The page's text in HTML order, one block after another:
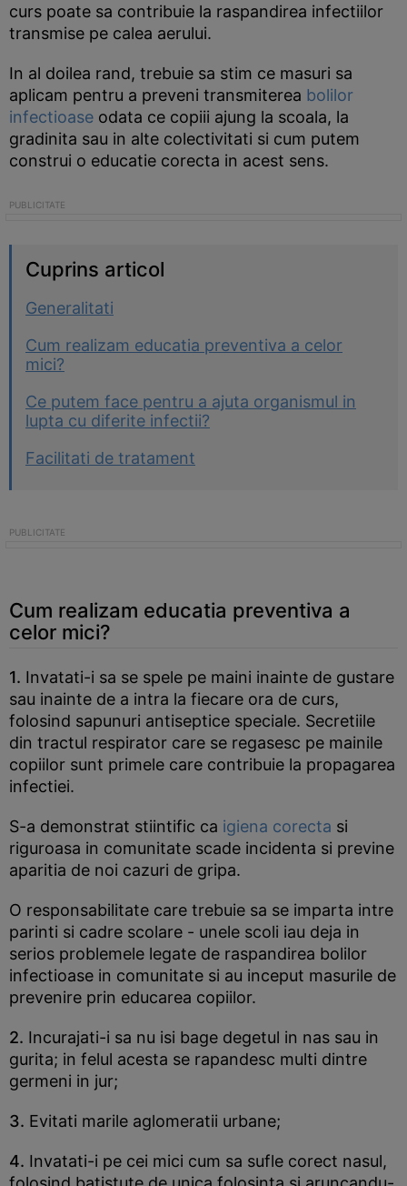
curs poate sa contribuie la raspandirea infectiilor
transmise pe calea aerului.
In al doilea rand, trebuie sa stim ce masuri sa
aplicam pentru a preveni transmiterea bolilor
infectioase odata ce copiii ajung la scoala, la
gradinita sau in alte colectivitati si cum putem
construi o educatie corecta in acest sens.
Cuprins articol
Generalitati
Cum realizam educatia preventiva a celor
mici?
Ce putem face pentru a ajuta organismul in
lupta cu diferite infectii?
Facilitati de tratament
Cum realizam educatia preventiva a
celor mici?
1. Invatati-i sa se spele pe maini inainte de gustare
sau inainte de a intra la fiecare ora de curs,
folosind sapunuri antiseptice speciale. Secretiile
din tractul respirator care se regasesc pe mainile
copiilor sunt primele care contribuie la propagarea
infectiei.
S-a demonstrat stiintific ca igiena corecta si
riguroasa in comunitate scade incidenta si previne
aparitia de noi cazuri de gripa.
O responsabilitate care trebuie sa se imparta intre
parinti si cadre scolare - unele scoli iau deja in
serios problemele legate de raspandirea bolilor
infectioase in comunitate si au inceput masurile de
prevenire prin educarea copiilor.
2. Incurajati-i sa nu isi bage degetul in nas sau in
gurita; in felul acesta se rapandesc multi dintre
germeni in jur;
3. Evitati marile aglomeratii urbane;
4. Invatati-i pe cei mici cum sa sufle corect nasul,